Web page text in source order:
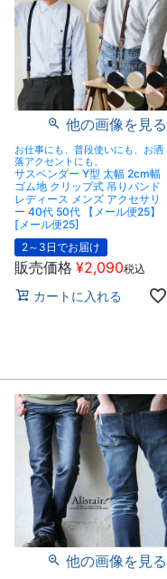
他の画像を見る
お仕事にも、普段使いにも、お洒
落アクセントにも。
サスペンダー Y型 太幅 2cm幅
ゴム地 クリップ式 吊りバンド
レディース メンズ アクセサリ
ー 40代 50代 【メール便25】
[メール便25]
2～3日でお届け
販売価格 ¥2,090税込
カートに入れる
他の画像を見る